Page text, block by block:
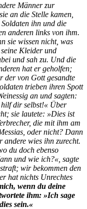
Männer zur
an die Stelle kamen,
ihn und die
anderen links von ihm.
sie wissen nicht, was
Kleider und
und sah zu. Und die
hat er geholfen;
der von Gott gesandte
trieben ihren Spott
an und sagten:
dir selbst!« Über
sie lautete: »Dies ist
die mit ihm am
oder nicht? Dann
wies ihn zurecht.
du doch ebenso
und wie ich?«, sagte
wir bekommen den
hat nichts Unrechtes
wenn du deine
ihm: »Ich sage
sein.«